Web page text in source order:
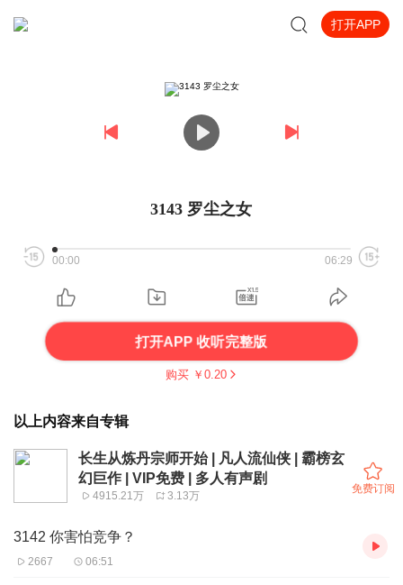
打开APP
3143 罗尘之女
00:00 06:29
打开APP 收听完整版
购买 ￥ 0.20
以上内容来自专辑
长生从炼丹宗师开始 | 凡人流仙侠 | 霸榜玄
幻巨作 | VIP免费 | 多人有声剧
4915.21万 3.13万
免费订阅
3142 你害怕竞争？
2667 06:51